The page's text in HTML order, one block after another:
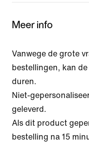
Meer info
Vanwege de grote
bestellingen, kan
duren.
Niet-
geleverd.
Als dit product
bestelling na 15